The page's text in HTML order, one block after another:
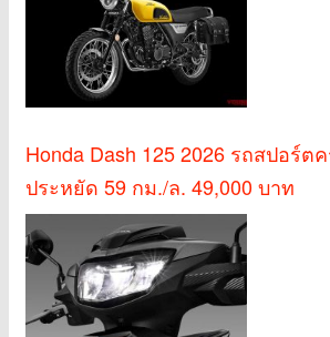
Honda Dash 125 2026 รถสปอร์ต
ประหยัด 59 กม./ล. 49,000 บาท